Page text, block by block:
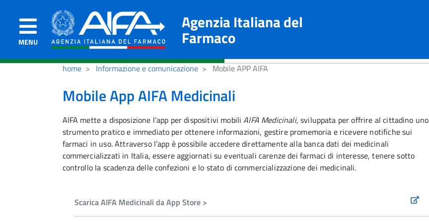
MENU
Agenzia Italiana del
Farmaco
home Informazione e comunicazione Mobile APP AIFA
Mobile App AIFA Medicinali
AIFA mette a disposizione l’app per dispositivi mobiliAIFA Medicinali, sviluppata per offrire al cittadino uno
strumento pratico e immediato per ottenere informazioni, gestire promemoria e ricevere notifiche sui
farmaci in uso. Attraverso l’app è possibile accedere direttamente alla banca dati dei medicinali
commercializzati in Italia, essere aggiornati su eventuali carenze dei farmaci di interesse, tenere sotto
controllo la scadenza delle confezioni e lo stato di commercializzazione dei medicinali.
Scarica AIFA Medicinali da App Store >